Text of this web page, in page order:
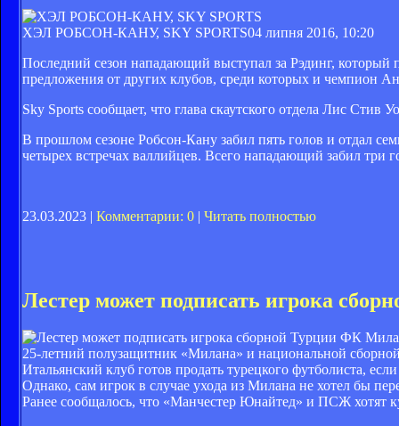
ХЭЛ РОБСОН-КАНУ, SKY SPORTS04 липня 2016, 10:20
Последний сезон нападающий выступал за Рэдинг,
предложения от других клубов, среди которых и чемпион
Sky Sports сообщает, что глава скаутского отдела Лис
В прошлом сезоне Робсон-Кану забил пять голов и отдал
четырех встречах валлийцев. Всего нападающий забил три
23.03.2023 | Комментарии: 0 | Читать полностью
Лестер может подписать игрока
ФК
25-летний полузащитник «Милана» и национальной
Итальянский клуб готов продать турецкого футболиста,
Однако, сам игрок в случае ухода из Милана не хотел бы
Ранее сообщалось, что «Манчестер Юнайтед» и ПСЖ хотят